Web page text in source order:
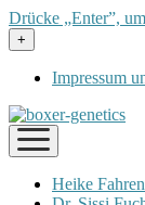
Drücke „Enter”,
Menü
öffnen
+
Impressum
Menü
öffnen
Heike